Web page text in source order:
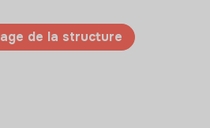
de la structure